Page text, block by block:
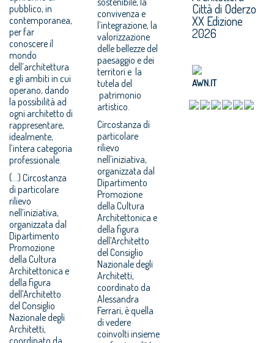
pubblico, in
contemporanea,
per far
conoscere il
mondo
dell’architettura
e gli ambiti in cui
operano, dando
la possibilità ad
ogni architetto di
rappresentare,
idealmente,
l’intera categoria
professionale.
(...) Circostanza
di particolare
rilievo
nell’iniziativa,
organizzata dal
Dipartimento
Promozione
della Cultura
Architettonica e
della figura
dell’Architetto
del Consiglio
Nazionale degli
Architetti,
coordinato da
convivenza e
l’integrazione, la
valorizzazione
delle bellezze del
paesaggio e dei
territori e la
tutela del
patrimonio
artistico.
Circostanza di
particolare
rilievo
nell’iniziativa,
organizzata dal
Dipartimento
Promozione
della Cultura
Architettonica e
della figura
dell’Architetto
del Consiglio
Nazionale degli
Architetti,
coordinato da
Alessandra
Ferrari, è quella
di vedere
coinvolti insieme
Città di Oderzo
XX Edizione
2026
AWN.IT